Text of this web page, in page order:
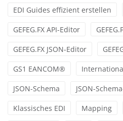
EDI Guides effizient erstellen
GEFEG.FX API-Editor
GEFEG.FX JSON-Editor
GS1 EANCOM®
JSON-Schema JSON-
Klassisches EDI Mapping